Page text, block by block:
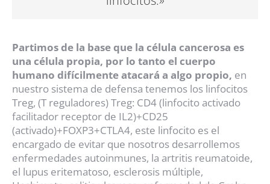
Partimos de la base que la célula cancerosa es
una célula propia, por lo tanto el cuerpo
humano difícilmente atacará a algo propio, en
nuestro sistema de defensa tenemos los linfocitos
Treg, (T reguladores) Treg: CD4 (linfocito activado
facilitador receptor de IL2)+CD25
(activado)+FOXP3+CTLA4, este linfocito es el
encargado de evitar que nosotros desarrollemos
enfermedades autoinmunes, la artritis reumatoide,
el lupus eritematoso, esclerosis múltiple,